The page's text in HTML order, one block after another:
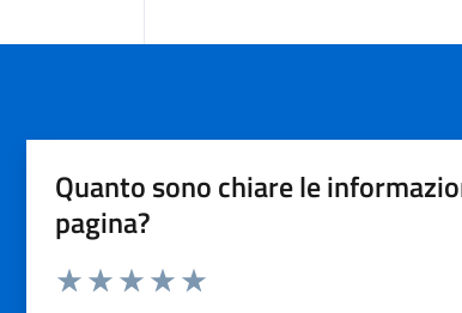
Quanto sono chiare le
pagina?